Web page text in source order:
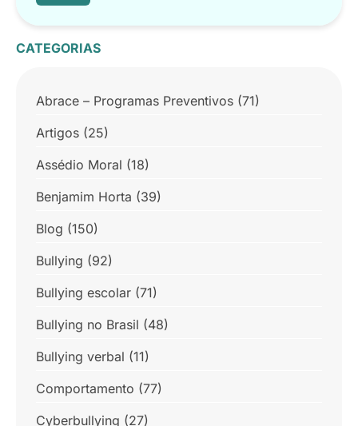
CATEGORIAS
Abrace – Programas Preventivos (71)
Artigos (25)
Assédio Moral (18)
Benjamim Horta (39)
Blog (150)
Bullying (92)
Bullying escolar (71)
Bullying no Brasil (48)
Bullying verbal (11)
Comportamento (77)
Cyberbullying (27)